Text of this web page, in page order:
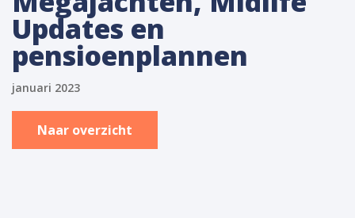
Updates en
pensioenplannen
januari 2023
Naar overzicht